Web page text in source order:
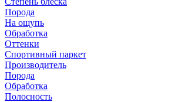
Порода
На ощупь
Обработка
Оттенки
Спортивный паркет
Производитель
Порода
Обработка
Полосность